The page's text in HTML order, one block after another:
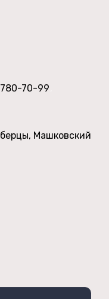
780-70-99
Машковский